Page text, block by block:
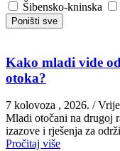
Šibensko-kninska
Poništi sve
Kako mladi vide
otoka?
7 kolovoza , 2026. /
Mladi otočani na drugoj
izazove i rješenja za
Pročitaj više